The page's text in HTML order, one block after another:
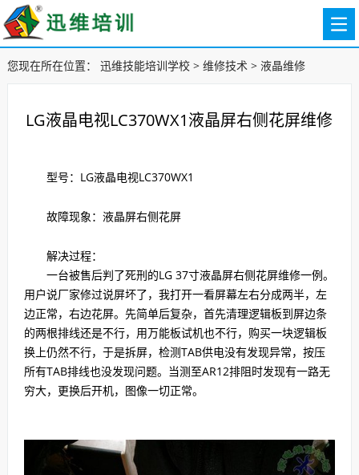
您现在所在位置： 迅维技能培训学校> 维修技术> 液晶维修
LG液晶电视LC370WX1液晶屏右侧花屏维修
型号：LG液晶电视LC370WX1
故障现象：液晶屏右侧花屏
解决过程：
一台被售后判了死刑的LG 37寸液晶屏右侧花屏维修一例。
用户说厂家修过说屏坏了，我打开一看屏幕左右分成两半，左
边正常，右边花屏。先简单后复杂，首先清理逻辑板到屏边条
的两根排线还是不行，用万能板试机也不行，购买一块逻辑板
换上仍然不行，于是拆屏，检测TAB供电没有发现异常，按压
所有TAB排线也没发现问题。当测至AR12排阻时发现有一路无
穷大，更换后开机，图像一切正常。